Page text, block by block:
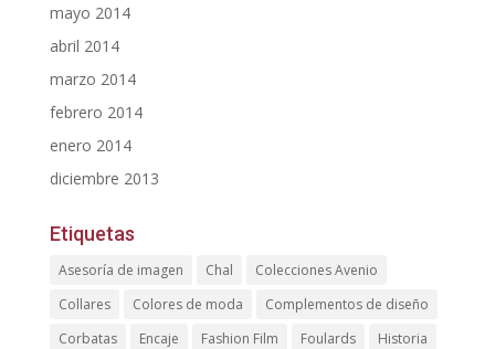
mayo 2014
abril 2014
marzo 2014
febrero 2014
enero 2014
diciembre 2013
Etiquetas
Asesoría de imagen Chal
Colecciones Avenio
Collares
Colores de moda
Complementos de diseño
Corbatas
Encaje Fashion Film Foulards
Historia